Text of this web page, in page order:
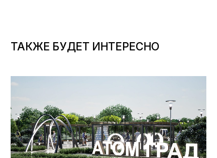
ТАКЖЕ БУДЕТ ИНТЕРЕСНО